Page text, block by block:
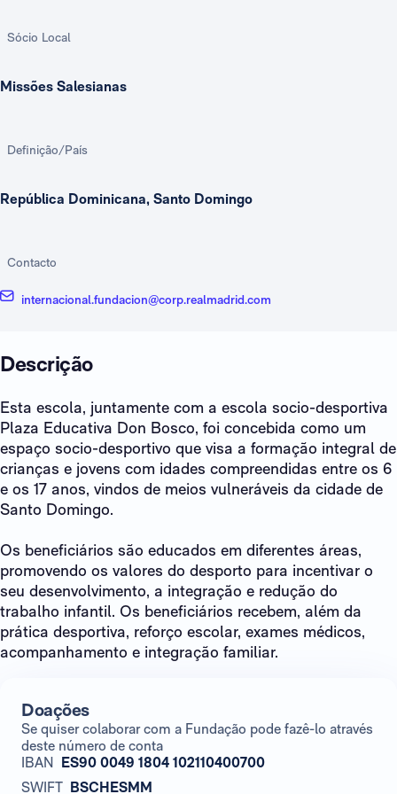
Sócio Local
Missões Salesianas
Definição/País
República Dominicana, Santo Domingo
Contacto
internacional.fundacion@corp.realmadrid.com
Descrição
Esta escola, juntamente com a escola socio-desportiva
Plaza Educativa Don Bosco, foi concebida como um
espaço socio-desportivo que visa a formação integral de
crianças e jovens com idades compreendidas entre os 6
e os 17 anos, vindos de meios vulneráveis da cidade de
Santo Domingo.
Os beneficiários são educados em diferentes áreas,
promovendo os valores do desporto para incentivar o
seu desenvolvimento, a integração e redução do
trabalho infantil. Os beneficiários recebem, além da
prática desportiva, reforço escolar, exames médicos,
acompanhamento e integração familiar.
Doações
Se quiser colaborar com a Fundação pode fazê-lo através
deste número de conta
IBAN ES90 0049 1804 102110400700
SWIFT BSCHESMM